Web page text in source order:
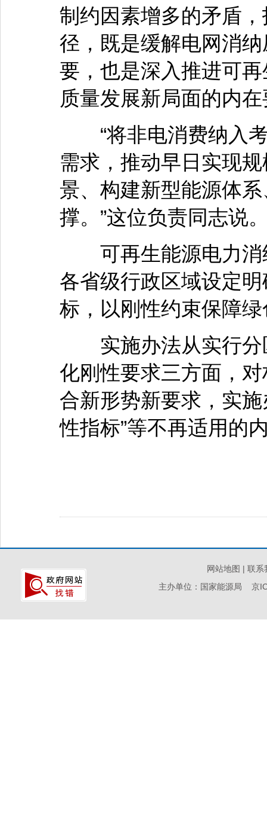
制约因素增多的矛盾
径，既是缓解电网消
要，也是深入推进可
质量发展新局面的内
“将非电消费纳入考
需求，推动早日实现
景、构建新型能源体
撑。”这位负责同志说
可再生能源电力消
各省级行政区域设定
标，以刚性约束保障
实施办法从实行分
化刚性要求三方面，
合新形势新要求，实施
性指标”等不再适用的